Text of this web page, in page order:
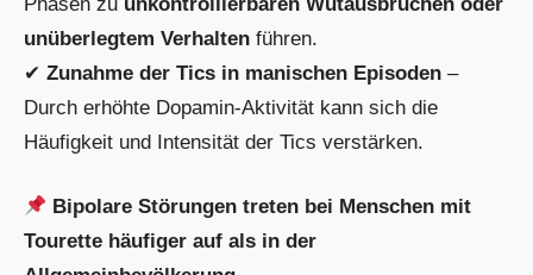
unüberlegtem Verhalten führen.
✔ Zunahme der Tics in manischen Episoden –
Durch erhöhte Dopamin-Aktivität kann sich die
Häufigkeit und Intensität der Tics verstärken.
Bipolare Störungen treten bei Menschen mit
Tourette häufiger auf als in der